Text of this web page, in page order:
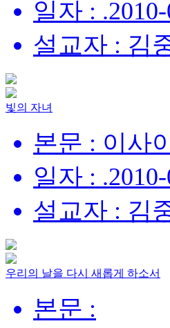
일자 :
설교자 : 김
빛의 자녀
본문 : 이사
일자 :
설교자 : 김
우리의 날을 다시 새롭게 하소서
본문 :